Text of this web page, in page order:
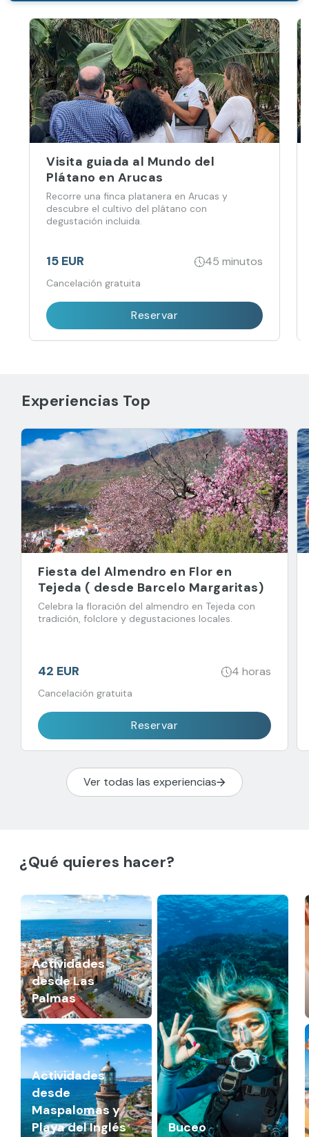
Visita guiada al Mundo del
Plátano en Arucas
Recorre una finca platanera en Arucas y
descubre el cultivo del plátano con
degustación incluida.
15 EUR 45 minutos
Cancelación gratuita
Reservar
Experiencias Top
Fiesta del Almendro en Flor en
Tejeda ( desde Barcelo Margaritas)
Celebra la floración del almendro en Tejeda con
tradición, folclore y degustaciones locales.
42 EUR 4 horas
Cancelación gratuita
Reservar
Ver todas las experiencias
¿Qué quieres hacer?
Actividades
desde Las
Palmas
Buceo
Actividades
desde
Maspalomas y
Playa del Inglés